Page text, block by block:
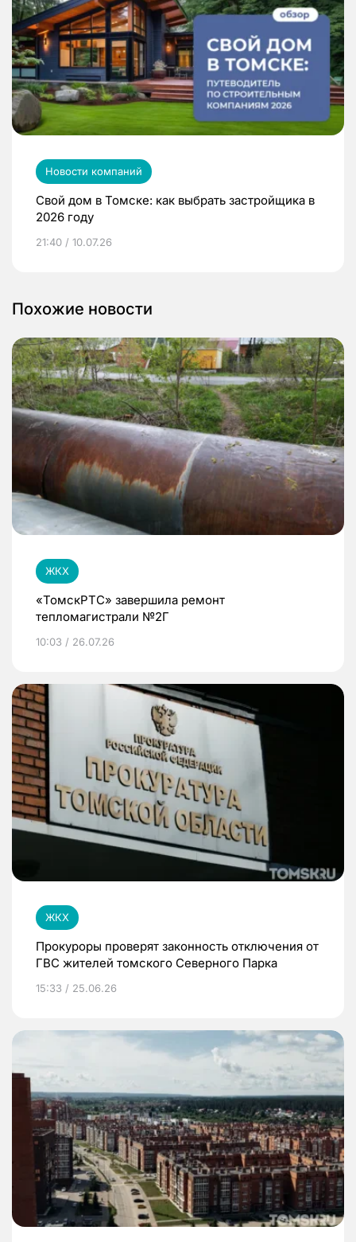
Новости компаний
Свой дом в Томске: как выбрать застройщика в
2026 году
21:40 / 10.07.26
Похожие новости
ЖКХ
«ТомскРТС» завершила ремонт
тепломагистрали №2Г
10:03 / 26.07.26
ЖКХ
Прокуроры проверят законность отключения от
ГВС жителей томского Северного Парка
15:33 / 25.06.26